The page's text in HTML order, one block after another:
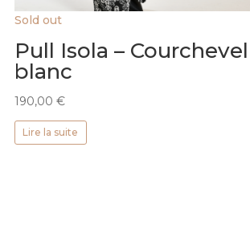
Sold out
Pull Isola –
blanc
190,00 €
Lire la suite